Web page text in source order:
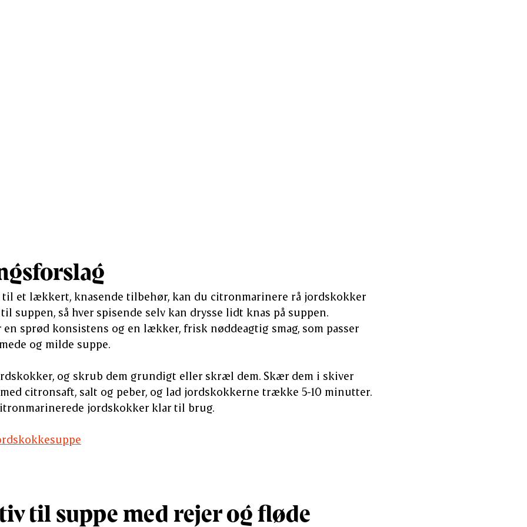
til et lækkert, knasende tilbehør, kan du citronmarinere rå jordskokker
suppen, så hver spisende selv kan drysse lidt knas på suppen.
en sprød konsistens og en lækker, frisk nøddeagtig smag, som passer
og milde suppe.
og skrub dem grundigt eller skræl dem. Skær dem i skiver
citronsaft, salt og peber, og lad jordskokkerne trække 5-10 minutter.
jordskokker klar til brug.
til suppe med rejer og fløde